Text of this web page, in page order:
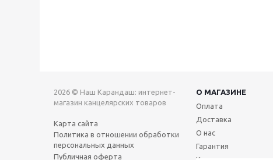
2026 © Наш Карандаш: интернет-
магазин канцелярских товаров
Карта сайта
Политика в отношении обработки
персональных данных
Публичная оферта
О МАГАЗИНЕ
Оплата
Доставка
О нас
Гарантия